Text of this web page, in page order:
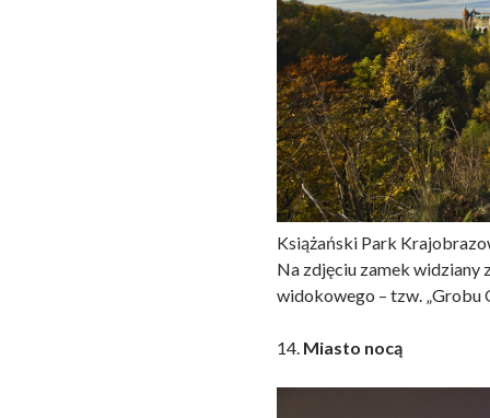
Książański Park
Na zdjęciu zamek widziany
widokowego – tzw. „Grobu
14. Miasto nocą